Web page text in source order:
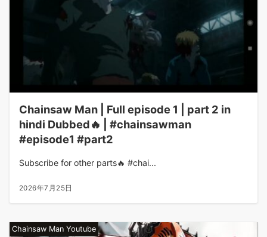
Chainsaw Man | Full episode 1 | part 2 in
hindi Dubbed🔥 | #chainsawman
#episode1 #part2
Subscribe for other parts🔥 #chai...
2026年7月25日
Chainsaw Man Youtube